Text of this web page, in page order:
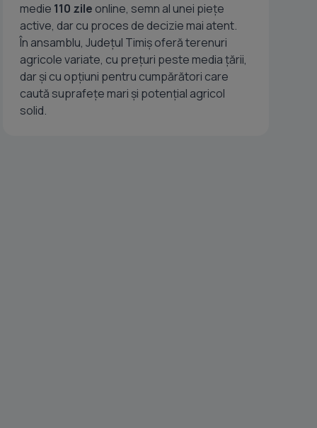
medie 110 zile online, semn al unei piețe
active, dar cu proces de decizie mai atent.
În ansamblu, Județul Timiș oferă terenuri
agricole variate, cu prețuri peste media țării,
dar și cu opțiuni pentru cumpărători care
caută suprafețe mari și potențial agricol
solid.